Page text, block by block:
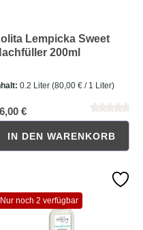
Lempicka Sweet
200ml
0.2 Liter (80,00 € / 1 Liter)
€
IN DEN WARENKORB
Nur noch 2 verfügbar